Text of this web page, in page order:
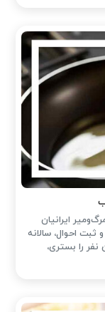
ایرانیان
احوال، سالانه
هزاران نفر را بستری،